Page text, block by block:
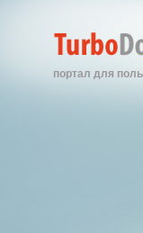
портал для